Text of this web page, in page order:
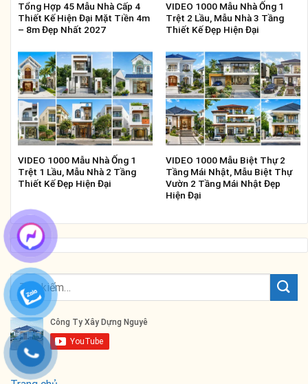
Tổng Hợp 45 Mẫu Nhà Cấp 4
Thiết Kế Hiện Đại Mặt Tiền 4m
– 8m Đẹp Nhất 2027
VIDEO 1000 Mẫu Nhà Ống 1
Trệt 2 Lầu, Mẫu Nhà 3 Tầng
Thiết Kế Đẹp Hiện Đại
VIDEO 1000 Mẫu Nhà Ống 1
Trệt 1 Lầu, Mẫu Nhà 2 Tầng
Thiết Kế Đẹp Hiện Đại
VIDEO 1000 Mẫu Biệt Thự 2
Tầng Mái Nhật, Mẫu Biệt Thự
Vườn 2 Tầng Mái Nhật Đẹp
Hiện Đại